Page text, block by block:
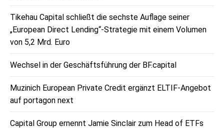
Tikehau Capital schließt die sechste Auflage seiner
„European Direct Lending“-Strategie mit einem Volumen
von 5,2 Mrd. Euro
Wechsel in der Geschäftsführung der BF.capital
Muzinich European Private Credit ergänzt ELTIF-Angebot
auf portagon next
Capital Group ernennt Jamie Sinclair zum Head of ETFs